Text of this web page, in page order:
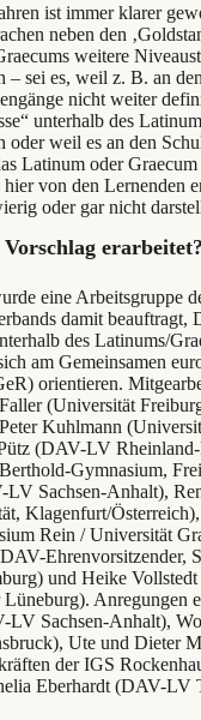
ist immer klarer
neben den
weitere
– sei es, weil z. B. an
nicht weiter
unterhalb des
oder weil es an den
Latinum oder Graecum
von den Lernenden
oder gar nicht
erarbeitet?
eine Arbeitsgruppe
damit beauftragt,
des Latinums/
am Gemeinsamen
orientieren.
(Universität
Kuhlmann
(DAV-LV
Gymnasium,
Sachsen-Anhalt),
Klagenfurt/
Rein / Universität
Ehrenvorsitzender,
und Heike Vollstedt
Lüneburg). Anregungen
LV Sachsen-Anhalt),
Ute und Dieter
der IGS
Eberhardt (DAV-LV